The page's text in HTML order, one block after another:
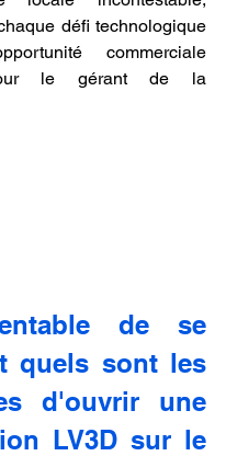
défi technologique
commerciale
le gérant de la
de se
quels sont les
d'ouvrir une
LV3D sur le